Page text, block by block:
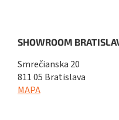
SHOWROOM
Smrečianska 20
811 05 Bratislava
MAPA